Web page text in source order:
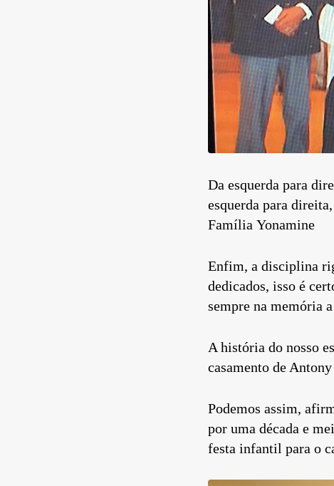
Da esquerda para
esquerda para
Família Yonamine
Enfim, a disciplina
dedicados, isso é
sempre na memória
A história do nosso
casamento de
Podemos assim,
por uma década e
festa infantil para o